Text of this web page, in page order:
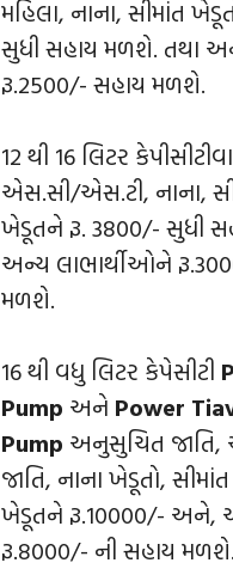
મહિલા, નાના, સીમાંત
સુધી સહાય મળશે. તથા
રૂ.2500/- સહાય મળશે.
12 થી 16 લિટર
એસ.સી/એસ.ટી, નાના,
ખેડૂતને રૂ. 3800/- સુધી
અન્ય લાભાર્થીઓને
મળશે.
16 થી વધુ લિટર કેપેસીટી
Pump અને Power
Pump અનુસુચિત
જાતિ, નાના ખેડૂતો,
ખેડૂતને રૂ.10000/- અને,
રૂ.8000/- ની સહાય મળશે.